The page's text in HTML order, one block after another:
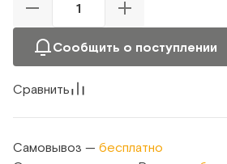
Сообщить о поступлении
Сравнить
Самовывоз — бесплатно